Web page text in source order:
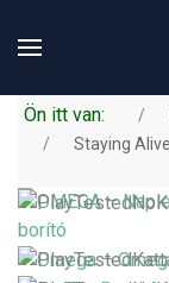
Ön itt van:
Staying